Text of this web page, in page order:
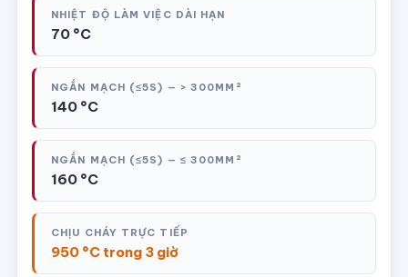
NHIỆT ĐỘ LÀM VIỆC DÀI HẠN
70 °C
NGẮN MẠCH (≤5S) — > 300MM²
140 °C
NGẮN MẠCH (≤5S) — ≤ 300MM²
160 °C
CHỊU CHÁY TRỰC TIẾP
950 °C trong 3 giờ